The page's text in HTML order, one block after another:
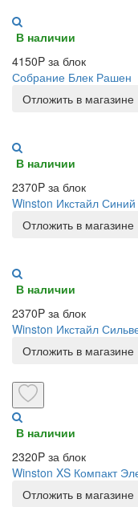
В наличии
4150P за блок
Собрание Блек Рашен
Отложить в магазине
В наличии
2370P за блок
Winston Икстайл Синий
Отложить в магазине
В наличии
2370P за блок
Winston Икстайл
Отложить в магазине
В наличии
2320P за блок
Winston XS Компакт
Отложить в магазине